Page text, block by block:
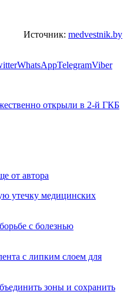
Источник: medvestnik.by
WhatsAppTelegramViber
открыли в 2-й ГКБ
от автора
утечку медицинских
с болезнью
с липким слоем для
зоны и сохранить